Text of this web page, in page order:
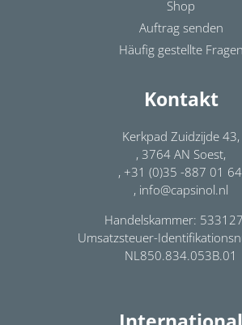
Shop
Auftrag senden
Häufig gestellte Fragen
Kontakt
Kerkpad Zuidzijde 43,
, 3764 AN Soest,
, +31 (0)35 -887 01
, info@capsinol.nl
Handelskammer:
Umsatzsteuer-
NL850.834.053B.01